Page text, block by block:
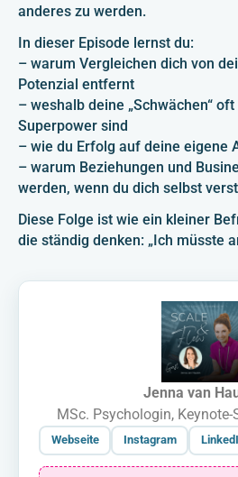
anderes zu werden.
In dieser Episode lernst du:
– warum Vergleichen dich von
Potenzial entfernt
– weshalb deine „Schwächen“
Superpower sind
– wie du Erfolg auf deine eigene
– warum Beziehungen und
werden, wenn du dich selbst
Diese Folge ist wie ein kleiner
die ständig denken: „Ich müsste
Jenna van
MSc. Psychologin, Keynote-
Webseite Instagram